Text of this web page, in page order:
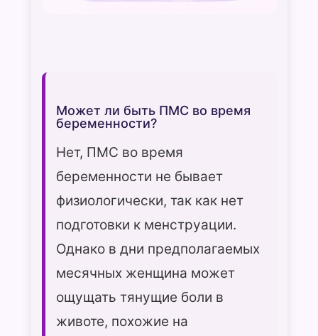
Может ли быть ПМС во время
беременности?
Нет, ПМС во время
беременности не бывает
физиологически, так как нет
подготовки к менструации.
Однако в дни предполагаемых
месячных женщина может
ощущать тянущие боли в
животе, похожие на